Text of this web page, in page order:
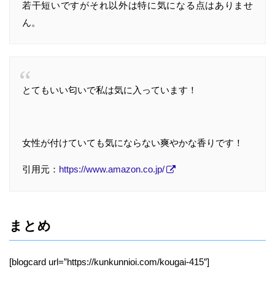
若干短いですがそれ以外は特に気になる点はありませ
ん。
とてもいい匂いで私は気に入っています！
女性が付けていても気にならない爽やかな香りです！
引用元： https://www.amazon.co.jp/
まとめ
[blogcard url=”https://kunkunnioi.com/kougai-415″]